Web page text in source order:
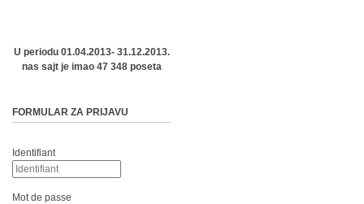
U periodu 01.04.2013- 31.12.2013.
nas sajt je imao 47 348 poseta
FORMULAR ZA PRIJAVU
Identifiant
Mot de passe